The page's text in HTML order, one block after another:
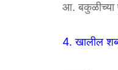
आ. बकुळीच्या
4. खालील